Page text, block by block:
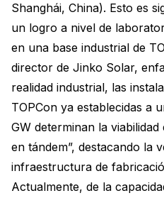
Shanghái, China). Esto es
un logro a nivel de
en una base industrial de
director de Jinko Solar,
realidad industrial, las
TOPCon ya establecidas a
GW determinan la
en tándem”, destacando la
infraestructura de
Actualmente, de la